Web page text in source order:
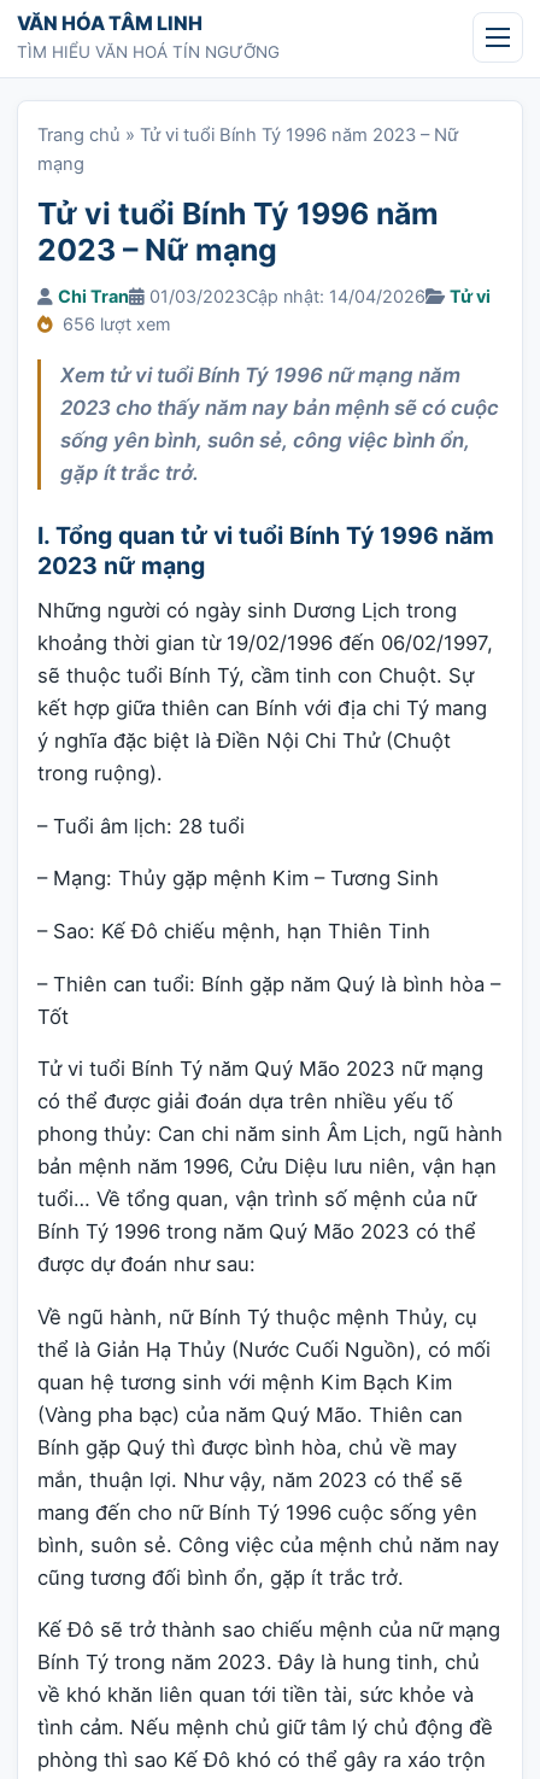
Chuyển tới nội dung
VĂN HÓA TÂM LINH
TÌM HIỂU VĂN HOÁ TÍN NGƯỠNG
Trang chủ » Tử vi tuổi Bính Tý 1996 năm 2023 – Nữ
mạng
Tử vi tuổi Bính Tý 1996 năm
2023 – Nữ mạng
Chi Tran 01/03/2023Cập nhật: 14/04/2026
Tử vi
656 lượt xem
Xem tử vi tuổi Bính Tý 1996 nữ mạng năm
2023 cho thấy năm nay bản mệnh sẽ có cuộc
sống yên bình, suôn sẻ, công việc bình ổn,
gặp ít trắc trở.
I. Tổng quan tử vi tuổi Bính Tý 1996 năm
2023 nữ mạng
Những người có ngày sinh Dương Lịch trong
khoảng thời gian từ 19/02/1996 đến 06/02/1997,
sẽ thuộc tuổi Bính Tý, cầm tinh con Chuột. Sự
kết hợp giữa thiên can Bính với địa chi Tý mang
ý nghĩa đặc biệt là Điền Nội Chi Thử (Chuột
trong ruộng).
– Tuổi âm lịch: 28 tuổi
– Mạng: Thủy gặp mệnh Kim – Tương Sinh
– Sao: Kế Đô chiếu mệnh, hạn Thiên Tinh
– Thiên can tuổi: Bính gặp năm Quý là bình hòa –
Tốt
Tử vi tuổi Bính Tý năm Quý Mão 2023 nữ mạng
có thể được giải đoán dựa trên nhiều yếu tố
phong thủy: Can chi năm sinh Âm Lịch, ngũ hành
bản mệnh năm 1996, Cửu Diệu lưu niên, vận hạn
tuổi… Về tổng quan, vận trình số mệnh của nữ
Bính Tý 1996 trong năm Quý Mão 2023 có thể
được dự đoán như sau:
Về ngũ hành, nữ Bính Tý thuộc mệnh Thủy, cụ
thể là Giản Hạ Thủy (Nước Cuối Nguồn), có mối
quan hệ tương sinh với mệnh Kim Bạch Kim
(Vàng pha bạc) của năm Quý Mão. Thiên can
Bính gặp Quý thì được bình hòa, chủ về may
mắn, thuận lợi. Như vậy, năm 2023 có thể sẽ
mang đến cho nữ Bính Tý 1996 cuộc sống yên
bình, suôn sẻ. Công việc của mệnh chủ năm nay
cũng tương đối bình ổn, gặp ít trắc trở.
Kế Đô sẽ trở thành sao chiếu mệnh của nữ mạng
Bính Tý trong năm 2023. Đây là hung tinh, chủ
về khó khăn liên quan tới tiền tài, sức khỏe và
tình cảm. Nếu mệnh chủ giữ tâm lý chủ động đề
phòng thì sao Kế Đô khó có thể gây ra xáo trộn